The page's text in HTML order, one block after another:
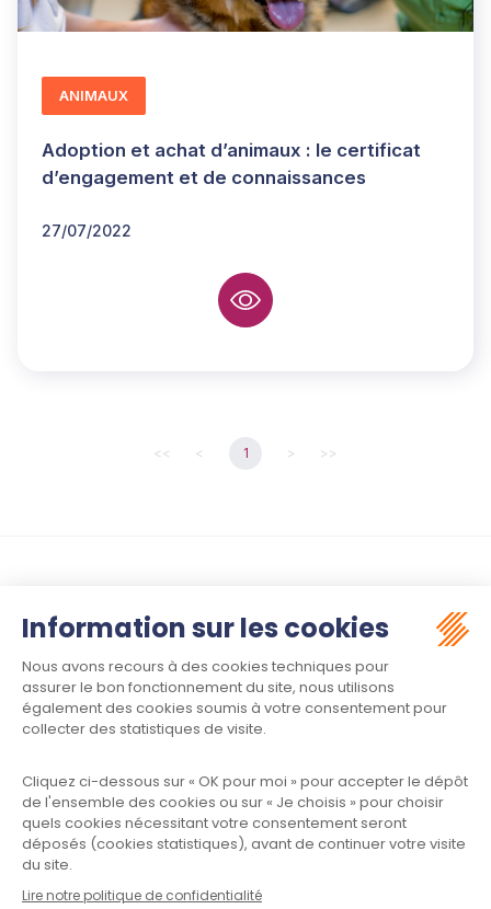
Adoption et achat d’animaux : le certificat
d’engagement et de connaissances
27/07/2022
ANIMAUX
<< < 1 > >>
Suivez-nous :
Meet law - Siège social
34970 LATTES